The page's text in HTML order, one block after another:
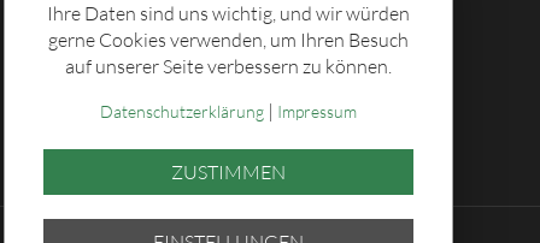
Cookies löschen
Datenschutz
Ihre Daten sind uns wichtig, und wir würden
gerne Cookies verwenden, um Ihren Besuch
auf unserer Seite verbessern zu können.
Datenschutzerklärung| Impressum
ZUSTIMMEN